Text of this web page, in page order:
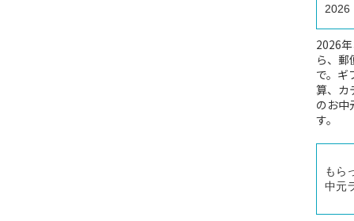
2026
2026
ら、郵
で。ギ
算、カ
のお中
す。
もら
中元